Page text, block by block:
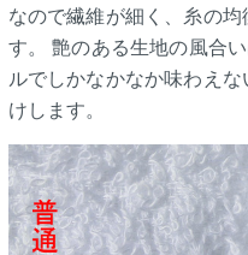
なので繊維が細く、糸の
す。 艶のある生地の風合
ルでしかなかなか味わえ
けします。